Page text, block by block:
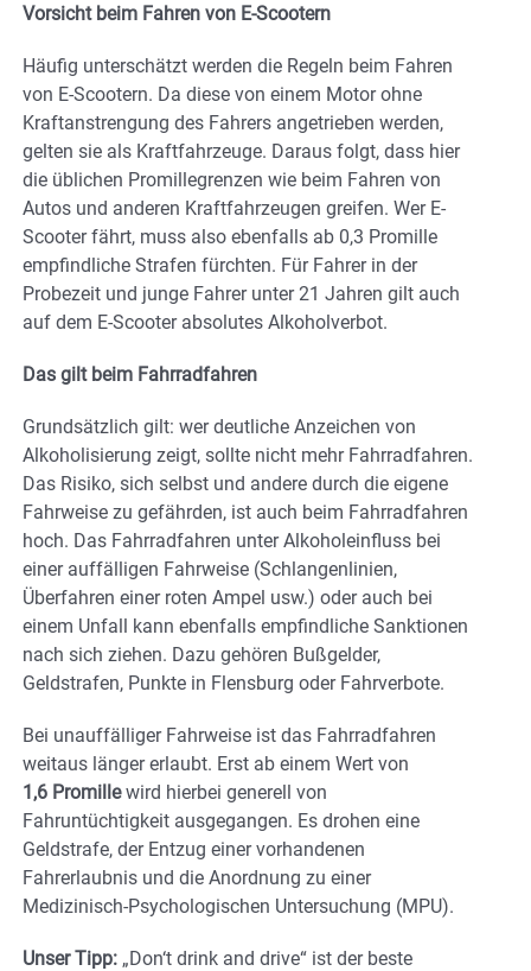
Vorsicht beim Fahren von E-Scootern
Häufig unterschätzt werden die Regeln beim Fahren
von E-Scootern. Da diese von einem Motor ohne
Kraftanstrengung des Fahrers angetrieben werden,
gelten sie als Kraftfahrzeuge. Daraus folgt, dass hier
die üblichen Promillegrenzen wie beim Fahren von
Autos und anderen Kraftfahrzeugen greifen. Wer E-
Scooter fährt, muss also ebenfalls ab 0,3 Promille
empfindliche Strafen fürchten. Für Fahrer in der
Probezeit und junge Fahrer unter 21 Jahren gilt auch
auf dem E-Scooter absolutes Alkoholverbot.
Das gilt beim Fahrradfahren
Grundsätzlich gilt: wer deutliche Anzeichen von
Alkoholisierung zeigt, sollte nicht mehr Fahrradfahren.
Das Risiko, sich selbst und andere durch die eigene
Fahrweise zu gefährden, ist auch beim Fahrradfahren
hoch. Das Fahrradfahren unter Alkoholeinfluss bei
einer auffälligen Fahrweise (Schlangenlinien,
Überfahren einer roten Ampel usw.) oder auch bei
einem Unfall kann ebenfalls empfindliche Sanktionen
nach sich ziehen. Dazu gehören Bußgelder,
Geldstrafen, Punkte in Flensburg oder Fahrverbote.
Bei unauffälliger Fahrweise ist das Fahrradfahren
weitaus länger erlaubt. Erst ab einem Wert von
1,6 Promillewird hierbei generell von
Fahruntüchtigkeit ausgegangen. Es drohen eine
Geldstrafe, der Entzug einer vorhandenen
Fahrerlaubnis und die Anordnung zu einer
Medizinisch-Psychologischen Untersuchung (MPU).
Unser Tipp: „Don‘t drink and drive“ ist der beste